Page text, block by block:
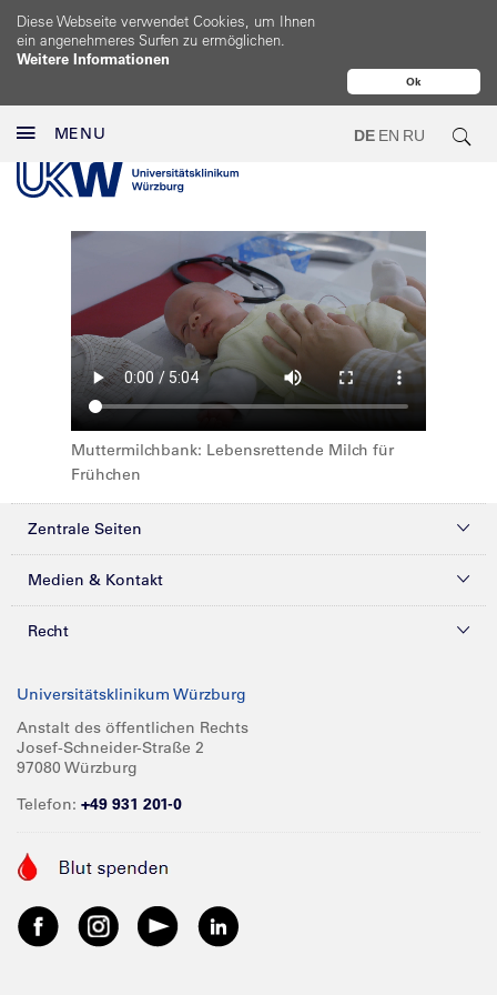
Ok
Diese Webseite verwendet Cookies, um Ihnen
ein angenehmeres Surfen zu ermöglichen.
Weitere Informationen
MENU DE EN RU
Muttermilchbank: Lebensrettende Milch für
Frühchen
Zentrale Seiten
Kliniken & Zentren
Forschung
Karriere
Medien & Kontakt
Presse
Glossar
Spenden
Anreise
Recht
Compliance
Impressum
Barrierefreiheit
Universitätsklinikum Würzburg
Anstalt des öffentlichen Rechts
Josef-Schneider-Straße 2
97080 Würzburg
Telefon: +49 931 201-0